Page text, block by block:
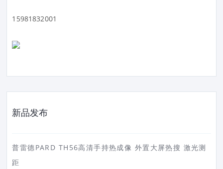
15981832001
新品发布
普雷德PARD TH56高清手持热成像 外置大屏热搜 激光测
距